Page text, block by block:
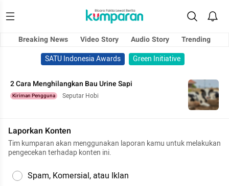
Breaking News Video Story Audio Story
Trending
SATU Indonesia Awards
Green Initiative
2 Cara Menghilangkan Bau Urine Sapi
Kiriman Pengguna Seputar Hobi
Laporkan Konten
Tim kumparan akan menggunakan laporan kamu untuk melakukan
pengecekan terhadap konten ini.
Spam, Komersial, atau Iklan